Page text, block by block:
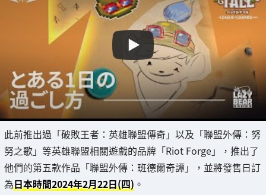
此前推出過「破敗王者：英雄聯盟傳奇」以及「聯盟外傳：努
努之歌」等英雄聯盟相關遊戲的品牌「Riot Forge」，推出了
他們的第五款作品「聯盟外傳：班德爾奇譚」，並將發售日訂
為日本時間2024年2月22日(四) 。